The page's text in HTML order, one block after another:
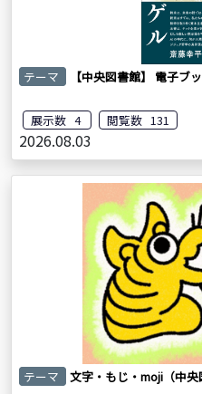
テーマ 【中央図書館】 電子ブ
展示数 4 閲覧数 131
2026.08.03
テーマ 文字・もじ・moji（中央